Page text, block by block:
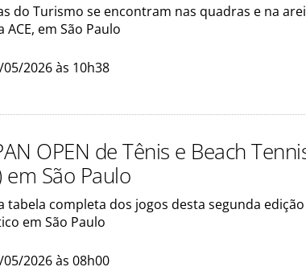
do Turismo se encontram nas quadras e na
ACE, em São Paulo
2026 às 10h38
OPEN de Tênis e Beach
em São Paulo
tabela completa dos jogos desta segunda
em São Paulo
2026 às 08h00